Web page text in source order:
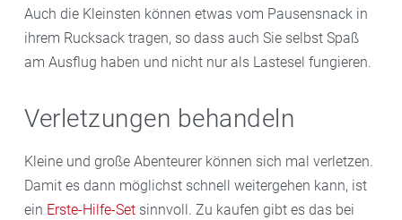
Auch die Kleinsten können etwas vom Pausensnack in
ihrem Rucksack tragen, so dass auch Sie selbst Spaß
am Ausflug haben und nicht nur als Lastesel fungieren.
Verletzungen behandeln
Kleine und große Abenteurer können sich mal verletzen.
Damit es dann möglichst schnell weitergehen kann, ist
ein Erste-Hilfe-Set sinnvoll. Zu kaufen gibt es das bei